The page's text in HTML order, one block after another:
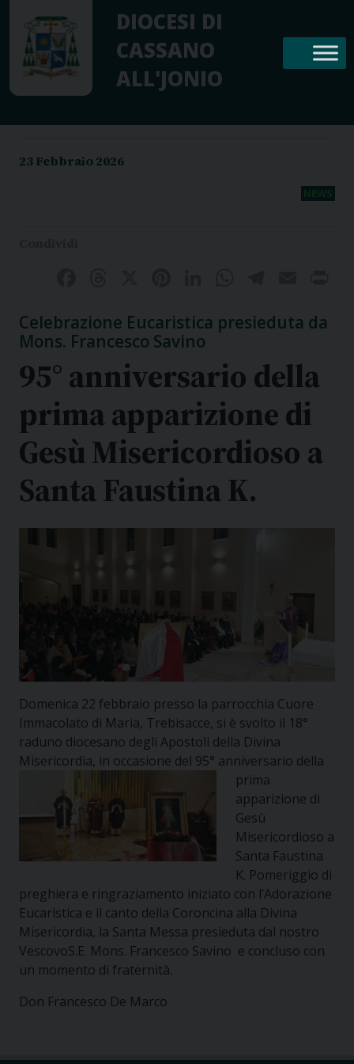
content
DIOCESI DI
CASSANO
ALL'JONIO
23 Febbraio 2026
Celebrazione Eucaristica presieduta da
Mons. Francesco Savino
95° anniversario della
prima apparizione di
Gesù Misericordioso a
Santa Faustina K.
Domenica 22 febbraio presso la parrocchia Cuore
Immacolato di Maria, Trebisacce, si è svolto il 18°
raduno diocesano degli Apostoli della Divina
Misericordia, in occasione del 95° anniversario della
prima
apparizione di
Gesù
Misericordioso a
Santa Faustina
K. Pomeriggio di
preghiera e ringraziamento iniziato con l’Adorazione
Eucaristica e il canto della Coroncina alla Divina
Misericordia, la Santa Messa presieduta dal nostro
VescovoS.E. Mons. Francesco Savino e concluso con
un momento di fraternità.
Don Francesco De Marco